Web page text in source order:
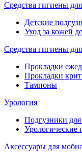
Средства гигиены
Детские
Уход за кожей
Средства гигиены
Прокладки
Прокладки
Тампоны
Урология
Подгузники
Урологические
Аксессуары для